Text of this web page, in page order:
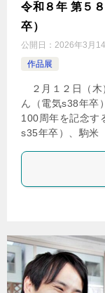
令和８年 第５
卒）
公開日： 2026年3月
作品展
２月１２日（木
ん（電気s38年卒
100周年を記念す
s35年卒）、駒